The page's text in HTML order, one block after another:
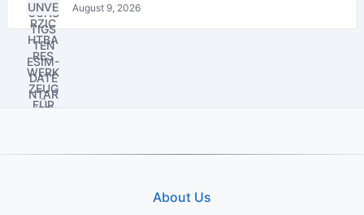
August 9, 2026
About Us